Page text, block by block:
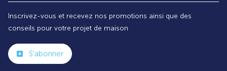
Inscrivez-vous et recevez nos promotions ainsi que des
conseils pour votre projet de maison
S'abonner